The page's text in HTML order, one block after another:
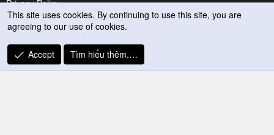
Privacy Policy
Trợ giúp
R
S
This site uses cookies. By continuing to use this site, you are
agreeing to our use of cookies.
Accept Tìm hiểu thêm.…